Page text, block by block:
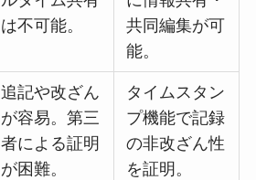
は不可能。
共同編集が可
能。
追記や改ざん
が容易。第三
者による証明
が困難。
タイムスタン
プ機能で記録
の非改ざん性
を証明。